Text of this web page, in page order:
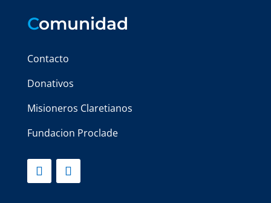
Comunidad
Contacto
Donativos
Misioneros Claretianos
Fundacion Proclade